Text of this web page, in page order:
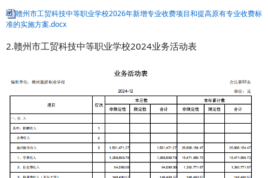
赣州市工贸科技中等职业学校2026年新增专业收费项目和提高原有专业收费标
准的实施方案.docx
2.赣州市工贸科技中等职业学校2024业务活动表